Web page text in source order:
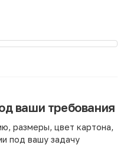
ваши требования
размеры, цвет картона,
под вашу задачу